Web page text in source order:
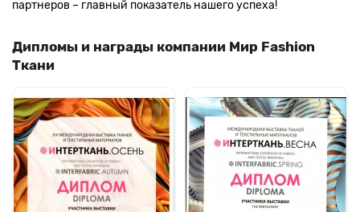
партнеров – главный показатель нашего успеха!
Дипломы и награды компании Мир Fashion
Ткани